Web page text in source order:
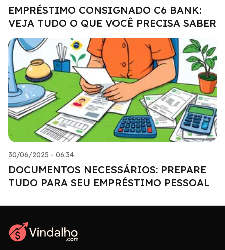
EMPRÉSTIMO CONSIGNADO C6 BANK:
VEJA TUDO O QUE VOCÊ PRECISA SABER
30/06/2025 - 06:34
DOCUMENTOS NECESSÁRIOS: PREPARE
TUDO PARA SEU EMPRÉSTIMO PESSOAL